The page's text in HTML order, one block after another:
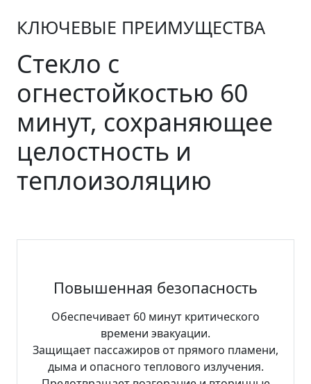
КЛЮЧЕВЫЕ ПРЕИМУЩЕСТВА
Стекло с
огнестойкостью 60
минут, сохраняющее
целостность и
теплоизоляцию
Повышенная безопасность
Обеспечивает 60 минут критического
времени эвакуации.
Защищает пассажиров от прямого пламени,
дыма и опасного теплового излучения.